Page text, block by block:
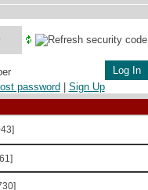
password
Sign Up